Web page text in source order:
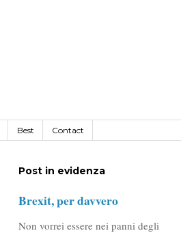
Best Contact
Post in evidenza
Brexit, per davvero
Non vorrei essere nei panni degli